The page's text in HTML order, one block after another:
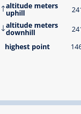
altitude meters
uphill
altitude meters
downhill
highest point